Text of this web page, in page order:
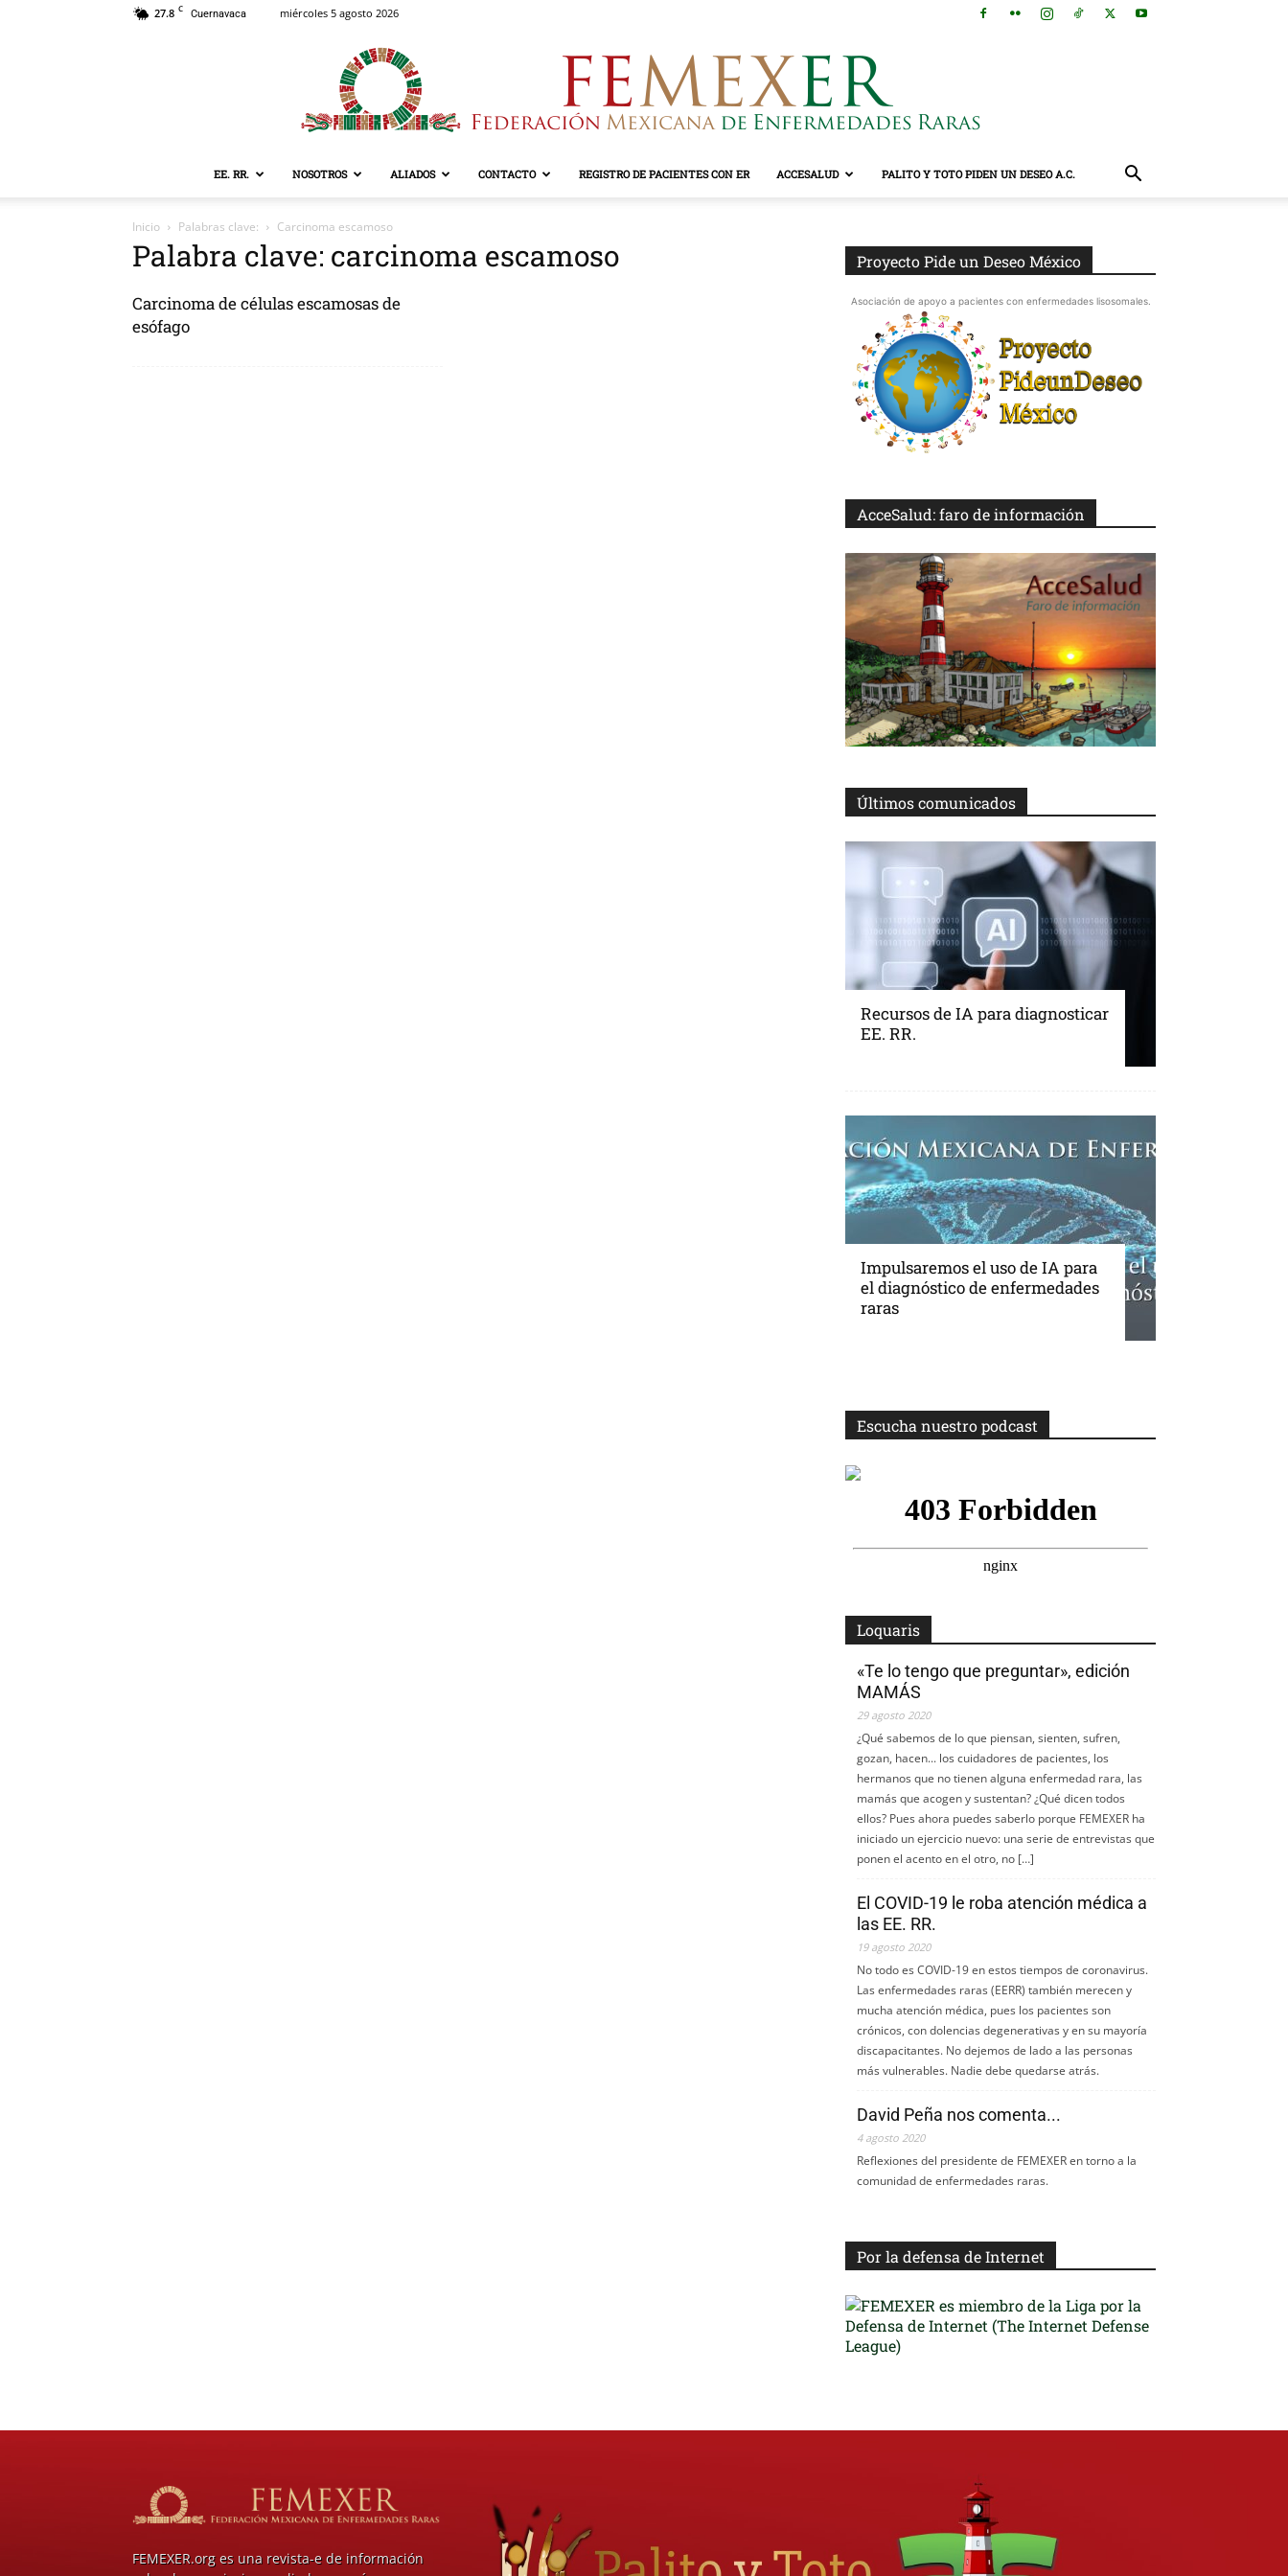
27.8 C Cuernavaca miércoles 5 agosto 2026
EE. RR. NOSOTROS ALIADOS CONTACTO REGISTRO DE PACIENTES CON ER ACCESALUD PALITO Y TOTO PIDEN UN DESEO A.C.
Inicio Palabras clave: Carcinoma escamoso
Palabra clave: carcinoma escamoso
Carcinoma de células escamosas de
esófago
Proyecto Pide un Deseo México
Asociación de apoyo a pacientes con enfermedades lisosomales.
AcceSalud: faro de información
Últimos comunicados
Recursos de IA para diagnosticar
EE. RR.
Impulsaremos el uso de IA para
el diagnóstico de enfermedades
raras
Escucha nuestro podcast
Loquaris
«Te lo tengo que preguntar», edición
MAMÁS
29 agosto 2020
¿Qué sabemos de lo que piensan, sienten, sufren,
gozan, hacen... los cuidadores de pacientes, los
hermanos que no tienen alguna enfermedad rara, las
mamás que acogen y sustentan? ¿Qué dicen todos
ellos? Pues ahora puedes saberlo porque FEMEXER ha
iniciado un ejercicio nuevo: una serie de entrevistas que
ponen el acento en el otro, no […]
El COVID-19 le roba atención médica a
las EE. RR.
19 agosto 2020
No todo es COVID-19 en estos tiempos de coronavirus.
Las enfermedades raras (EERR) también merecen y
mucha atención médica, pues los pacientes son
crónicos, con dolencias degenerativas y en su mayoría
discapacitantes. No dejemos de lado a las personas
más vulnerables. Nadie debe quedarse atrás.
David Peña nos comenta...
4 agosto 2020
Reflexiones del presidente de FEMEXER en torno a la
comunidad de enfermedades raras.
Por la defensa de Internet
FEMEXER.org es una revista-e de información